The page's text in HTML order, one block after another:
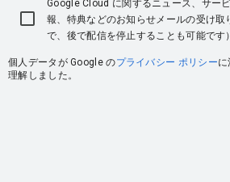
Google Cloud に関するニュース、サー
報、特典などのお知らせメールの受け取
で、後で配信を停止することも可能です
個人データが Google のプライバシー ポリシー
理解しました。